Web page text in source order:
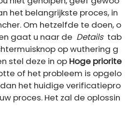
het belangrijkste proces, in
Om hetzelfde te doen, o
gaat u naar de Details tab
op wuthering g
stel deze in op Hoge priorite
of het probleem is opgelo
het huidige verificatiepro
proces. Het zal de oplossin